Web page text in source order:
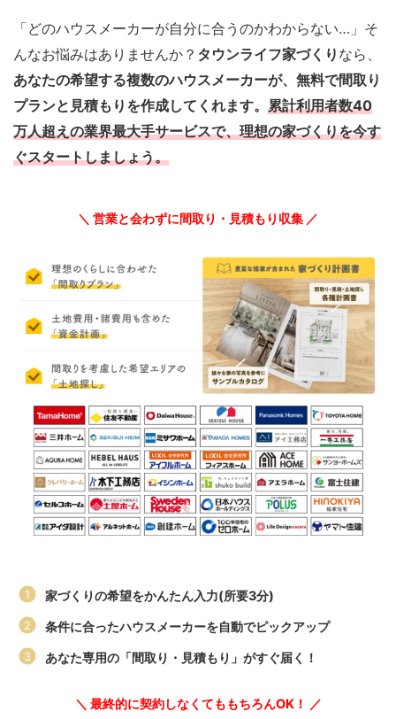
「どのハウスメーカーが自分に合うのかわからない…」そ
んなお悩みはありませんか？ タウンライフ家づくり なら、
あなたの希望する複数のハウスメーカーが、無料で間取り
プランと見積もりを作成してくれます。 累計利用者数40
万人超えの業界最大手サービスで、理想の家づくりを今す
ぐスタートしましょう。
＼ 営業と会わずに間取り・見積もり収集 ／
家づくりの希望をかんたん入力(所要3分)
条件に合ったハウスメーカーを自動でピックアップ
あなた専用の「間取り・見積もり」がすぐ届く！
＼ 最終的に契約しなくてももちろんOK！ ／